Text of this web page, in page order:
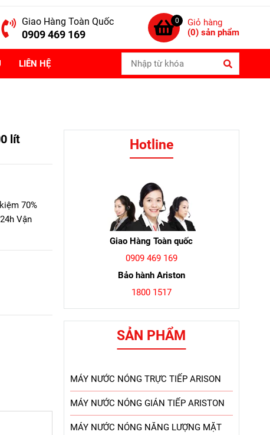
Giao Hàng Toàn Quốc
0909 469 169
0
Giỏ hàng
(0) sản phẩm
LIÊN HỆ
lít
70%
Vận
Hotline
Giao Hàng Toàn quốc
0909 469 169
Bảo hành Ariston
1800 1517
SẢN PHẨM
MÁY NƯỚC NÓNG TRỰC TIẾP ARISON
MÁY NƯỚC NÓNG GIÁN TIẾP ARISTON
MÁY NƯỚC NÓNG NĂNG LƯỢNG MẶT